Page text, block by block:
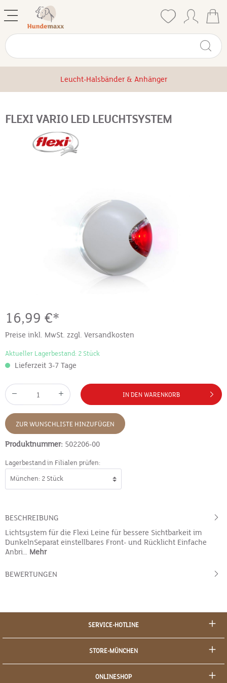
Leucht-Halsbänder & Anhänger
FLEXI VARIO LED LEUCHTSYSTEM
16,99 €*
Preise inkl. MwSt. zzgl. Versandkosten
Aktueller Lagerbestand: 2 Stück
Lieferzeit 3-7 Tage
IN DEN WARENKORB
ZUR WUNSCHLISTE HINZUFÜGEN
Produktnummer: 502206-00
Lagerbestand in Filialen prüfen:
BESCHREIBUNG
Lichtsystem für die Flexi Leine für bessere Sichtbarkeit im
DunkelnSeparat einstellbares Front- und Rücklicht Einfache
Anbri… Mehr
BEWERTUNGEN
SERVICE-HOTLINE
STORE-MÜNCHEN
ONLINESHOP